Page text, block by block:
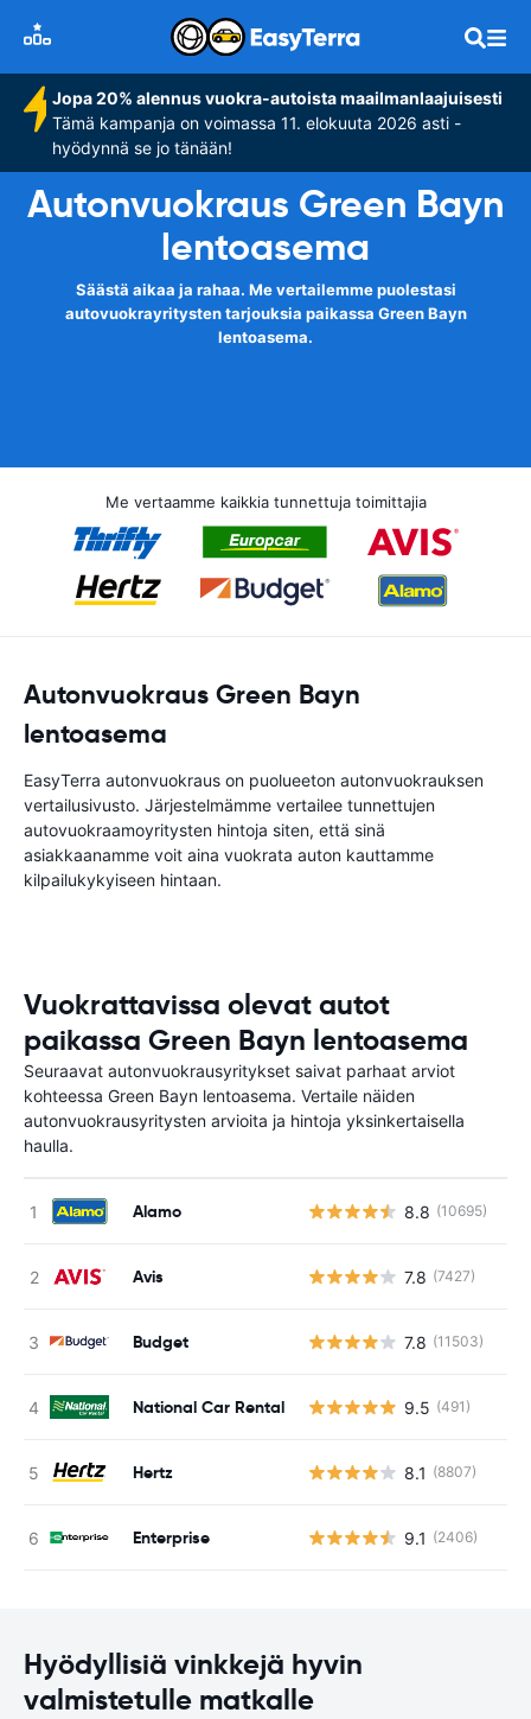
Jopa 20% alennus vuokra-autoista maailmanlaajuisesti
Tämä kampanja on voimassa 11. elokuuta 2026 asti -
hyödynnä se jo tänään!
Autonvuokraus Green Bayn
lentoasema
Säästä aikaa ja rahaa. Me vertailemme puolestasi
autovuokrayritysten tarjouksia paikassa Green Bayn
lentoasema.
Me vertaamme kaikkia tunnettuja toimittajia
Autonvuokraus Green Bayn
lentoasema
EasyTerra autonvuokraus on puolueeton autonvuokrauksen
vertailusivusto. Järjestelmämme vertailee tunnettujen
autovuokraamoyritysten hintoja siten, että sinä
asiakkaanamme voit aina vuokrata auton kauttamme
kilpailukykyiseen hintaan.
Vuokrattavissa olevat autot
paikassa Green Bayn lentoasema
Seuraavat autonvuokrausyritykset saivat parhaat arviot
kohteessa Green Bayn lentoasema. Vertaile näiden
autonvuokrausyritysten arvioita ja hintoja yksinkertaisella
haulla.
Alamo 8.8 (10695)
Avis 7.8 (7427)
Budget 7.8 (11503)
National Car Rental 9.5 (491)
Hertz 8.1 (8807)
Enterprise 9.1 (2406)
Hyödyllisiä vinkkejä hyvin
valmistetulle matkalle